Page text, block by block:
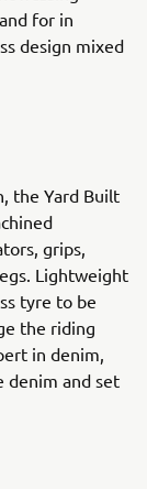
for in
design mixed
the Yard Built
grips,
Lightweight
tyre to be
the riding
in denim,
denim and set